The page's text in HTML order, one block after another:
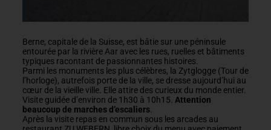
Berne, capitale de la Suisse, est bâtie sur une péninsule
entourée par la rivière Aar avec les rues, ruelles et bâtiments
typiques racontant de passionnantes histoires.
Parmi les monuments les plus célèbres, la Zytglogge (Tour de
l’horloge), autrefois porte de la ville, se dresse aujourd’hui au
cœur de la vieille ville. Elle attire des curieux du monde entier.
Visite guidée d’environ de 1h30 à 10h15. Attention
beaucoup de marches d’escaliers.
Après la visite repas en commun sous les arcades au